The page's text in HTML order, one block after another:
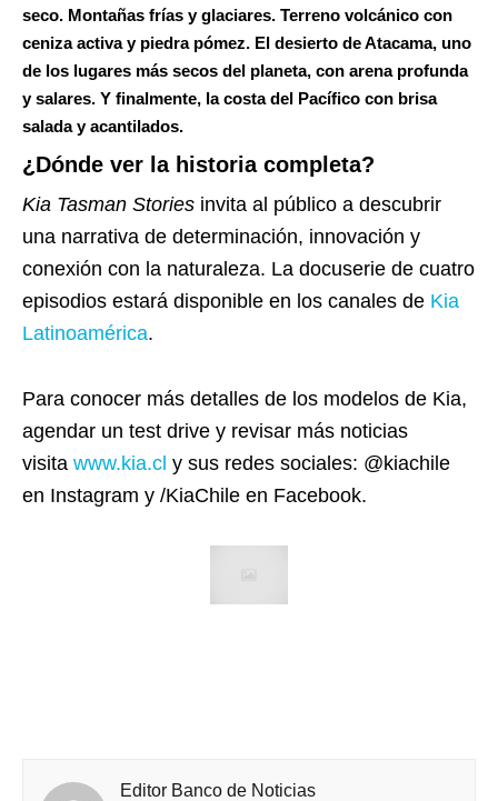
seco. Montañas frías y glaciares. Terreno volcánico con
ceniza activa y piedra pómez. El desierto de Atacama, uno
de los lugares más secos del planeta, con arena profunda
y salares. Y finalmente, la costa del Pacífico con brisa
salada y acantilados.
¿Dónde ver la historia completa?
Kia Tasman Stories invita al público a descubrir
una narrativa de determinación, innovación y
conexión con la naturaleza. La docuserie de cuatro
episodios estará disponible en los canales de Kia
Latinoamérica.
Para conocer más detalles de los modelos de Kia,
agendar un test drive y revisar más noticias
visita www.kia.cl y sus redes sociales: @kiachile
en Instagram y /KiaChile en Facebook.
Editor Banco de Noticias